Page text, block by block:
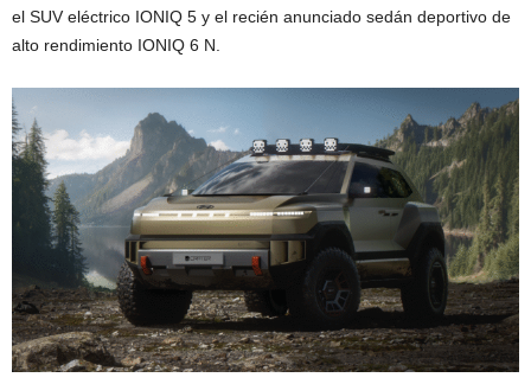
el SUV eléctrico IONIQ 5 y el recién anunciado sedán deportivo de
alto rendimiento IONIQ 6 N.